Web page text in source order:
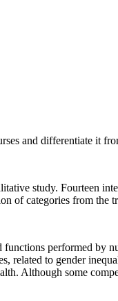
and differentiate it
study. Fourteen
of categories from the
functions performed by
related to gender
Although some